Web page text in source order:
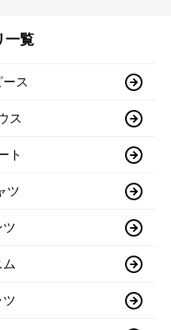
一覧
ース
ス
ト
ツ
ツ
ム
ツ